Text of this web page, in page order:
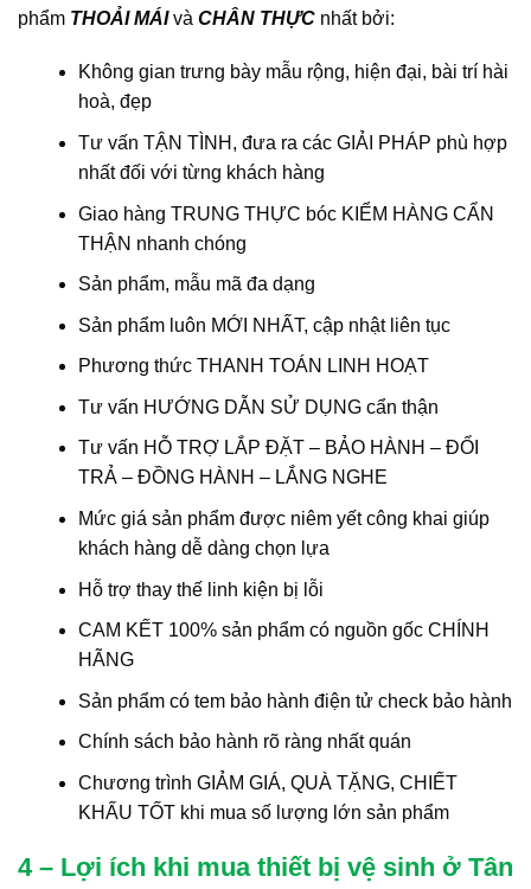
phẩm THOẢI MÁIvà CHÂN THỰC nhất bởi:
Không gian trưng bày mẫu rộng, hiện đại, bài trí hài
hoà, đẹp
Tư vấn TẬN TÌNH, đưa ra các GIẢI PHÁP phù hợp
nhất đối với từng khách hàng
Giao hàng TRUNG THỰC bóc KIỂM HÀNG CẨN
THẬN nhanh chóng
Sản phẩm, mẫu mã đa dạng
Sản phẩm luôn MỚI NHẤT, cập nhật liên tục
Phương thức THANH TOÁN LINH HOẠT
Tư vấn HƯỚNG DẪN SỬ DỤNG cẩn thận
Tư vấn HỖ TRỢ LẮP ĐẶT – BẢO HÀNH – ĐỔI
TRẢ – ĐỒNG HÀNH – LẮNG NGHE
Mức giá sản phẩm được niêm yết công khai giúp
khách hàng dễ dàng chọn lựa
Hỗ trợ thay thế linh kiện bị lỗi
CAM KẾT 100% sản phẩm có nguồn gốc CHÍNH
HÃNG
Sản phẩm có tem bảo hành điện tử check bảo hành
Chính sách bảo hành rõ ràng nhất quán
Chương trình GIẢM GIÁ, QUÀ TẶNG, CHIẾT
KHẤU TỐT khi mua số lượng lớn sản phẩm
4 – Lợi ích khi mua thiết bị vệ sinh ở Tân